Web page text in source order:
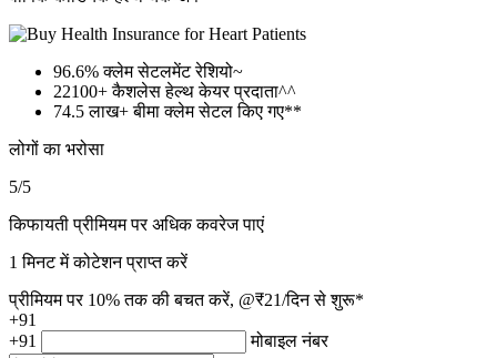
96.6% क्लेम सेटलमेंट रेशियो~
22100+ कैशलेस हेल्थ केयर प्रदाता^^
74.5 लाख+ बीमा क्लेम सेटल किए गए**
लोगों का भरोसा
5/5
किफायती प्रीमियम पर अधिक कवरेज पाएं
1 मिनट में कोटेशन प्राप्त करें
प्रीमियम पर 10% तक की बचत करें, @₹21/दिन से शुरू*
+91
+91
मोबाइल नंबर